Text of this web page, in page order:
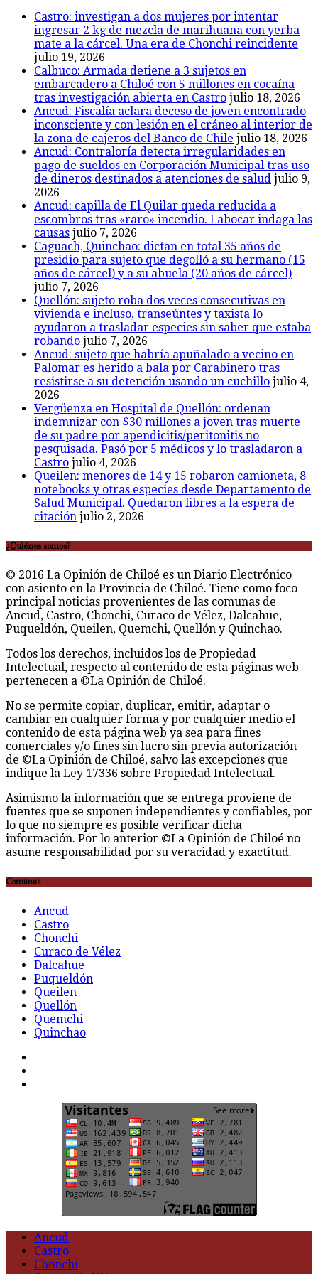
Castro: investigan a dos mujeres por intentar
ingresar 2 kg de mezcla de marihuana con yerba
mate a la cárcel. Una era de Chonchi reincidente
julio 19, 2026
Calbuco: Armada detiene a 3 sujetos en
embarcadero a Chiloé con 5 millones en cocaína
tras investigación abierta en Castro julio 18, 2026
Ancud: Fiscalía aclara deceso de joven encontrado
inconsciente y con lesión en el cráneo al interior de
la zona de cajeros del Banco de Chile julio 18, 2026
Ancud: Contraloría detecta irregularidades en
pago de sueldos en Corporación Municipal tras uso
de dineros destinados a atenciones de salud julio 9,
2026
Ancud: capilla de El Quilar queda reducida a
escombros tras «raro» incendio. Labocar indaga las
causas julio 7, 2026
Caguach, Quinchao: dictan en total 35 años de
presidio para sujeto que degolló a su hermano (15
años de cárcel) y a su abuela (20 años de cárcel)
julio 7, 2026
Quellón: sujeto roba dos veces consecutivas en
vivienda e incluso, transeúntes y taxista lo
ayudaron a trasladar especies sin saber que estaba
robando julio 7, 2026
Ancud: sujeto que habría apuñalado a vecino en
Palomar es herido a bala por Carabinero tras
resistirse a su detención usando un cuchillo julio 4,
2026
Vergüenza en Hospital de Quellón: ordenan
indemnizar con $30 millones a joven tras muerte
de su padre por apendicitis/peritonitis no
pesquisada. Pasó por 5 médicos y lo trasladaron a
Castro julio 4, 2026
Queilen: menores de 14 y 15 robaron camioneta, 8
notebooks y otras especies desde Departamento de
Salud Municipal. Quedaron libres a la espera de
citación julio 2, 2026
¿Quiénes somos?
© 2016 La Opinión de Chiloé es un Diario Electrónico
con asiento en la Provincia de Chiloé. Tiene como foco
principal noticias provenientes de las comunas de
Ancud, Castro, Chonchi, Curaco de Vélez, Dalcahue,
Puqueldón, Queilen, Quemchi, Quellón y Quinchao.
Todos los derechos, incluidos los de Propiedad
Intelectual, respecto al contenido de esta páginas web
pertenecen a ©La Opinión de Chiloé.
No se permite copiar, duplicar, emitir, adaptar o
cambiar en cualquier forma y por cualquier medio el
contenido de esta página web ya sea para fines
comerciales y/o fines sin lucro sin previa autorización
de ©La Opinión de Chiloé, salvo las excepciones que
indique la Ley 17336 sobre Propiedad Intelectual.
Asimismo la información que se entrega proviene de
fuentes que se suponen independientes y confiables, por
lo que no siempre es posible verificar dicha
información. Por lo anterior ©La Opinión de Chiloé no
asume responsabilidad por su veracidad y exactitud.
Comunas
Ancud
Castro
Chonchi
Curaco de Vélez
Dalcahue
Puqueldón
Queilen
Quellón
Quemchi
Quinchao
Ancud
Castro
Chonchi